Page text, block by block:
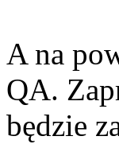
A na
QA.
będzie